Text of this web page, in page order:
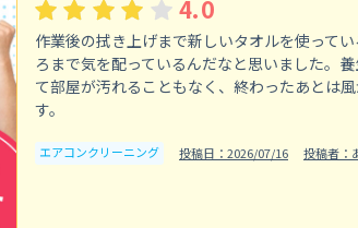
4.0
作業後の拭き上げまで新しいタオルを使って
ろまで気を配っているんだなと思いました。
て部屋が汚れることもなく、終わったあとは
す。
エアコンクリーニング 投稿日：2026/07/16 投稿者：